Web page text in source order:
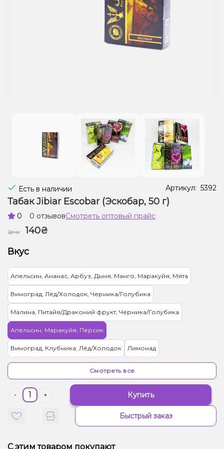
Жидкости для электронных сигарет
Есть в наличии Артикул: 5392
Табак Jibiar Escobar (Эскобар, 50 г)
0 0 отзывовСмотреть оптовый прайс
Цена:
140₴
Вкус
Апельсин, Ананас, Арбуз, Дыня, Манго, Маракуйя, Мята
Виноград, Лёд/Холодок, Черника/Голубика
Малина, Питайя/Драконий фрукт, Черника/Голубика
Апельсин, Маракуйя, Персик
Виноград, Клубника, Лёд/Холодок Лимонад
Арбуз, Ваниль, Дыня, Манго Ягоды
Ананас, Лёд/Холодок, Манго
Апельсин, Грейпфрут, Лайм, Лёд/Холодок, Лимон, Мята
Смотреть все
- + Купить
Быстрый заказ
С этим товаром покупают